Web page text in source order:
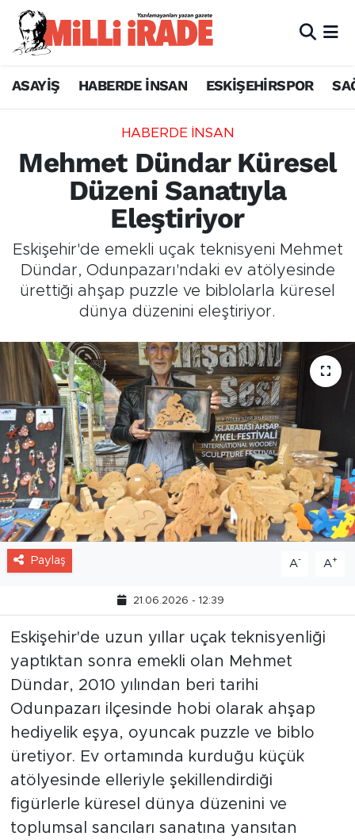
ASAYİŞ HABERDE İNSAN ESKİŞEHİRSPOR
HABERDE İNSAN
Mehmet Dündar Küresel
Düzeni Sanatıyla
Eleştiriyor
Eskişehir'de emekli uçak teknisyeni Mehmet
Dündar, Odunpazarı'ndaki ev atölyesinde
ürettiği ahşap puzzle ve biblolarla küresel
dünya düzenini eleştiriyor.
Paylaş A- A+
21.06.2026 - 12:39
Eskişehir'de uzun yıllar uçak teknisyenliği
yaptıktan sonra emekli olan Mehmet
Dündar, 2010 yılından beri tarihi
Odunpazarı ilçesinde hobi olarak ahşap
hediyelik eşya, oyuncak puzzle ve biblo
üretiyor. Ev ortamında kurduğu küçük
atölyesinde elleriyle şekillendirdiği
figürlerle küresel dünya düzenini ve
toplumsal sancıları sanatına yansıtan